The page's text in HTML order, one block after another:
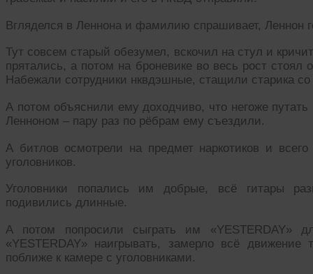
Вгляделся в Леннона и фамилию спрашивает, Леннон
Тут совсем старый обезумел, вскочил на стул и
прятались, а потом на броневике во весь рост
Набежали сотрудники нквдэшные, стащили старика
А потом объяснили ему доходчиво, что негоже
Ленноном – пару раз по рёбрам ему съездили.
А битлов осмотрели на предмет наркотиков и
уголовников.
Уголовники попались им добрые, всё гитары
подивились длинные.
А потом попросили сыграть им «YESTERDAY»
«YESTERDAY» наигрывать, замерло всё
поближе к камере с уголовниками.